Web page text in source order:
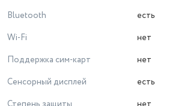
Bluetooth
есть
Wi-Fi
нет
Поддержка сим-карт
нет
Сенсорный дисплей
есть